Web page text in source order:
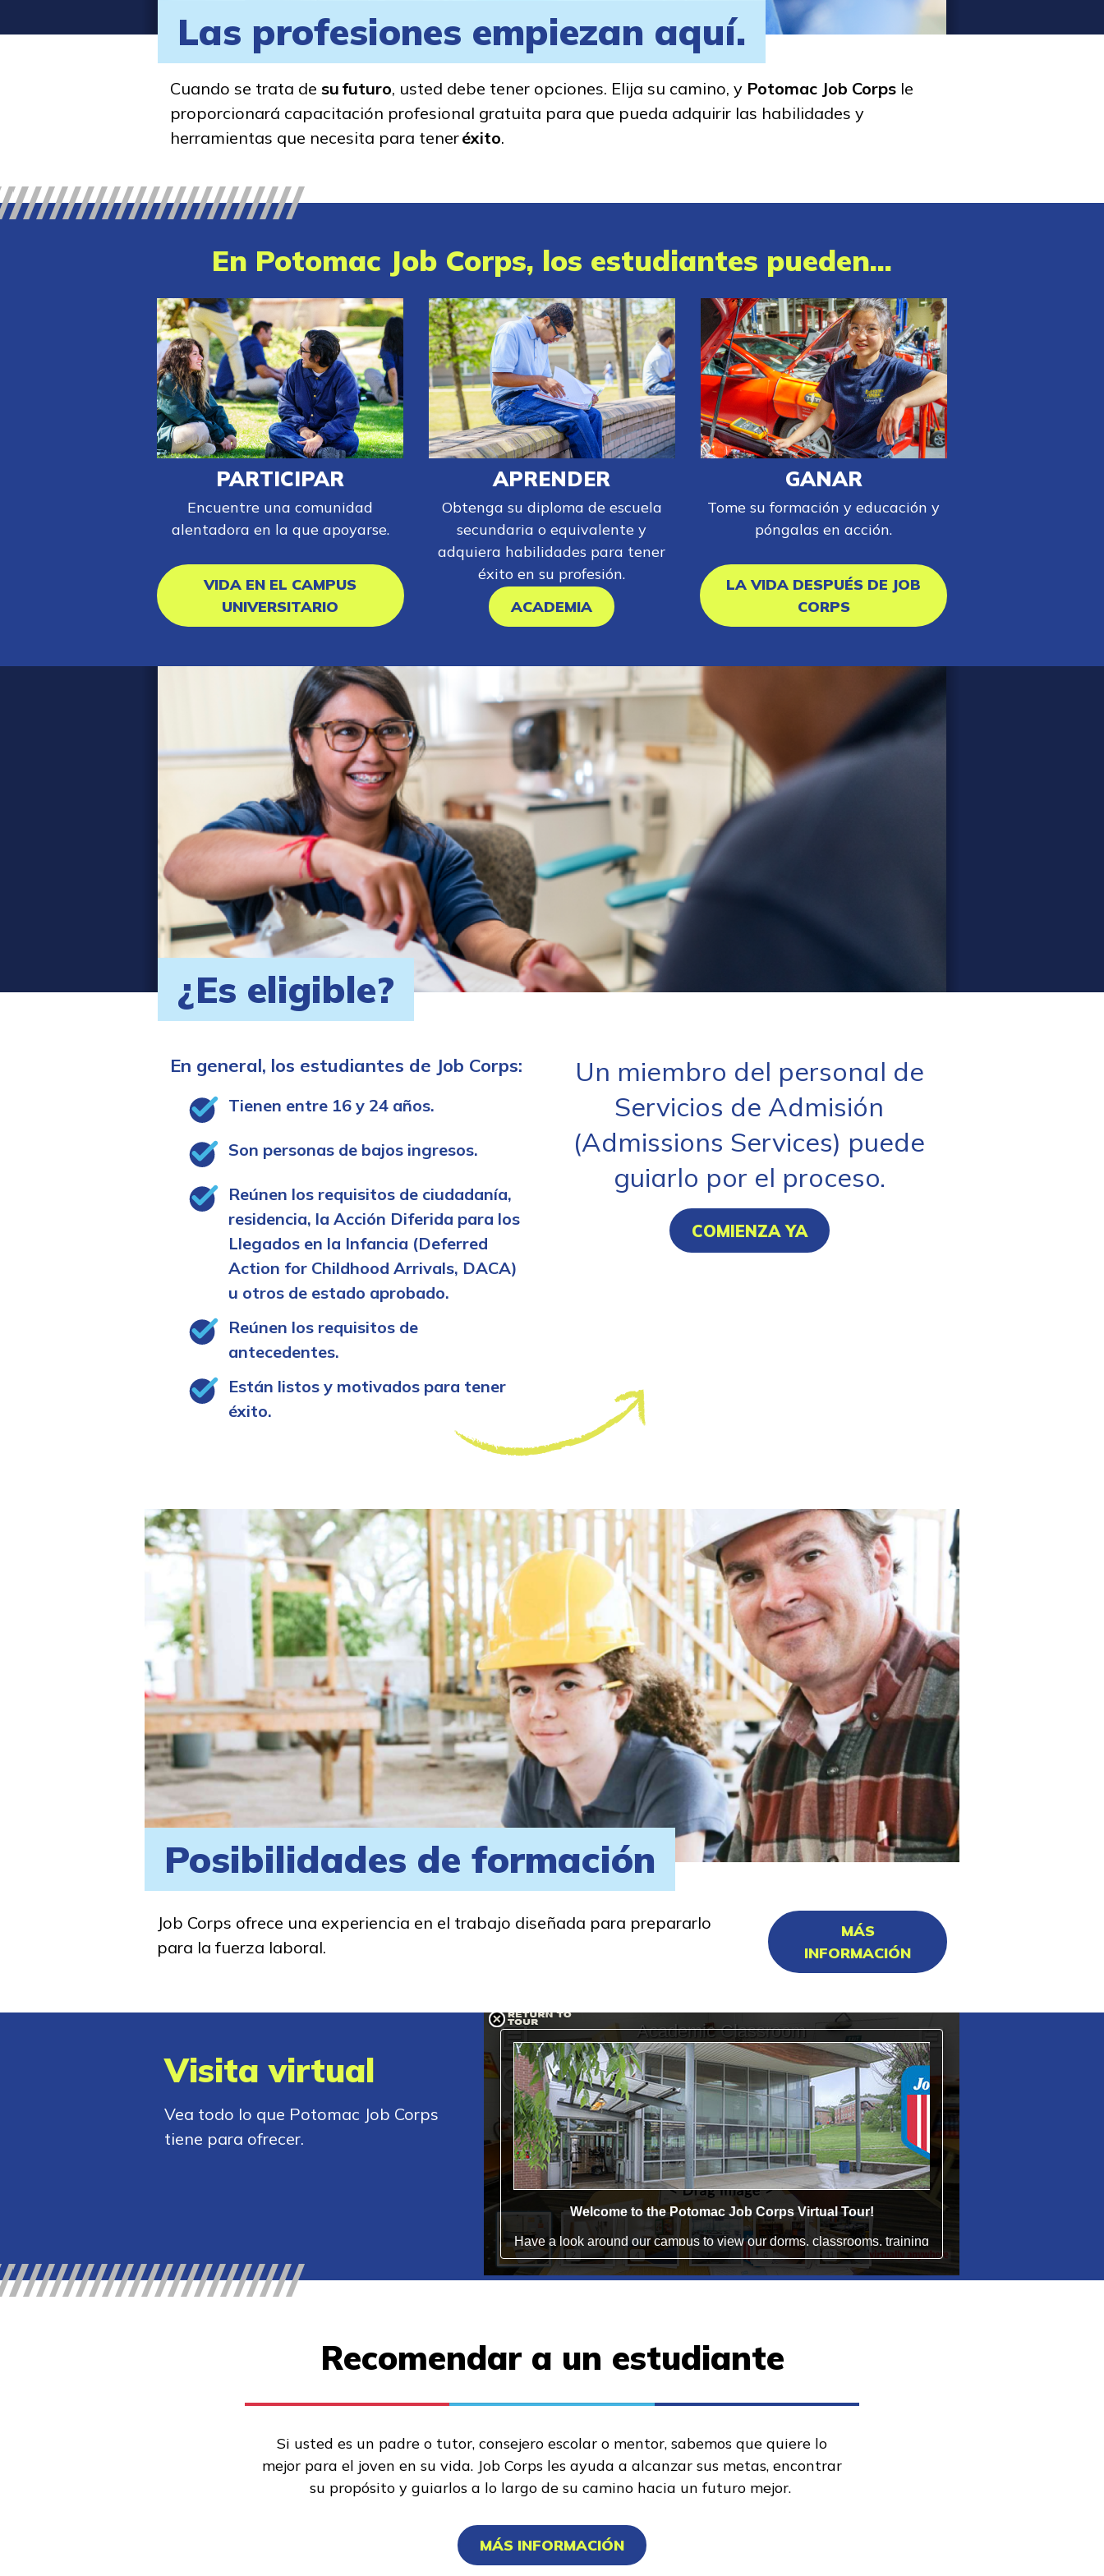
Las profesiones empiezan aquí.
Cuando se trata de su futuro, usted debe tener opciones. Elija su camino, y Potomac Job Corps le
proporcionará capacitación profesional gratuita para que pueda adquirir las habilidades y
herramientas que necesita para teneréxito.
En Potomac Job Corps, los estudiantes pueden...
PARTICIPAR
Encuentre una comunidad
alentadora en la que apoyarse.
VIDA EN EL CAMPUS
UNIVERSITARIO
APRENDER
Obtenga su diploma de escuela
secundaria o equivalente y
adquiera habilidades para tener
éxito en su profesión.
ACADEMIA
GANAR
Tome su formación y educación y
póngalas en acción.
LA VIDA DESPUÉS DE JOB
CORPS
¿Es eligible?
En general, los estudiantes de Job Corps:
Tienen entre 16 y 24 años.
Son personas de bajos ingresos.
Reúnen los requisitos de ciudadanía,
residencia, la Acción Diferida para los
Llegados en la Infancia (Deferred
Action for Childhood Arrivals, DACA)
u otros de estado aprobado.
Reúnen los requisitos de
antecedentes.
Están listos y motivados para tener
éxito.
Un miembro del personal de
Servicios de Admisión
(Admissions Services) puede
guiarlo por el proceso.
COMIENZA YA
Posibilidades de formación
Job Corps ofrece una experiencia en el trabajo diseñada para prepararlo
para la fuerza laboral.
MÁS
INFORMACIÓN
Visita virtual
Vea todo lo que Potomac Job Corps
tiene para ofrecer.
Recomendar a un estudiante
Si usted es un padre o tutor, consejero escolar o mentor, sabemos que quiere lo
mejor para el joven en su vida. Job Corps les ayuda a alcanzar sus metas, encontrar
su propósito y guiarlos a lo largo de su camino hacia un futuro mejor.
MÁS INFORMACIÓN